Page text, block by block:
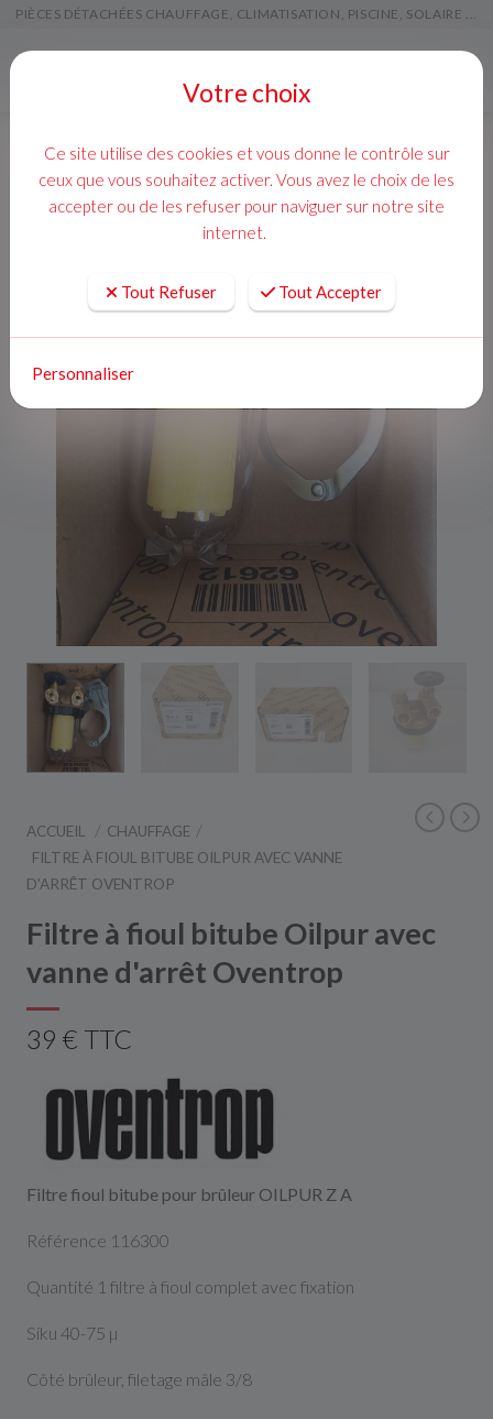
PIÈCES DÉTACHÉES CHAUFFAGE, CLIMATISATION, PISCINE, SOLAIRE ...
ACCUEIL
CHAUFFAGE
FILTRE À FIOUL BITUBE OILPUR AVEC VANNE
D'ARRÊT OVENTROP
Filtre à fioul bitube Oilpur avec
vanne d'arrêt Oventrop
39 € TTC
Filtre fioul bitube pour brûleur OILPUR Z A
Référence 116300
Quantité 1 filtre à fioul complet avec fixation
Siku 40-75 µ
Côté brûleur, filetage mâle 3/8
Votre choix
Ce site utilise des cookies et vous donne le contrôle sur
ceux que vous souhaitez activer. Vous avez le choix de les
accepter ou de les refuser pour naviguer sur notre site
internet.
Tout Refuser Tout Accepter
Personnaliser